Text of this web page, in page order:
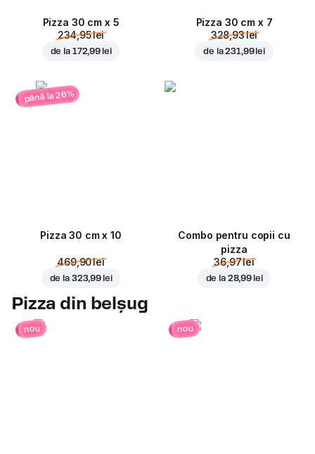
Pizza 30 cm x 5
234,95 lei
de la 172,99 lei
Pizza 30 cm x 7
328,93 lei
de la231,99 lei
până la 26%
Pizza 30 cm x 10
469,90 lei
de la 323,99 lei
Combo pentru copii cu
pizza
36,97 lei
de la 28,99 lei
Pizza din belșug
nou nou